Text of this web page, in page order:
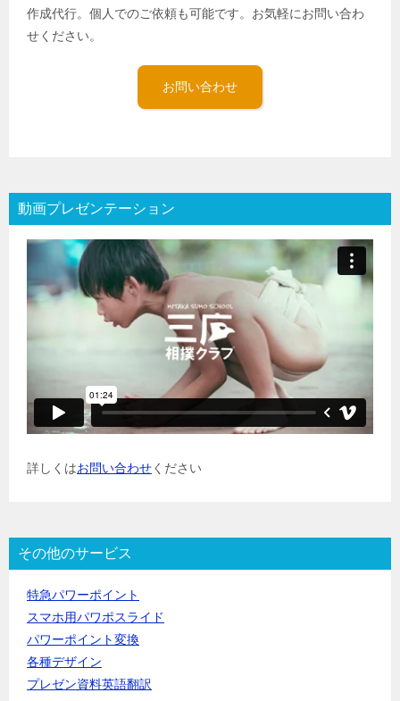
作成代行。個人でのご依頼も可能です。お気軽にお問い合わ
せください。
お問い合わせ
動画プレゼンテーション
詳しくはお問い合わせください
その他のサービス
特急パワーポイント
スマホ用パワポスライド
パワーポイント変換
各種デザイン
プレゼン資料英語翻訳